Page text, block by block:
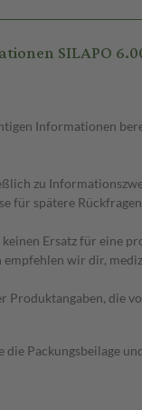
SILAPO
Informationen
zu
für spätere
Ersatz für eine
wir dir,
Produktangaben, die
die Packungsbeilage